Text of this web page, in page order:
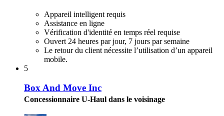
Appareil intelligent requis
Assistance en ligne
Vérification d'identité en temps réel requise
Ouvert 24 heures par jour, 7 jours par semaine
Le retour du client nécessite l’utilisation d’un appareil
mobile.
5
Box And Move Inc
Concessionnaire U-Haul dans le voisinage